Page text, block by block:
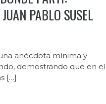
PABLO SUSEL
anécdota mínima y
demostrando que en el
[…]